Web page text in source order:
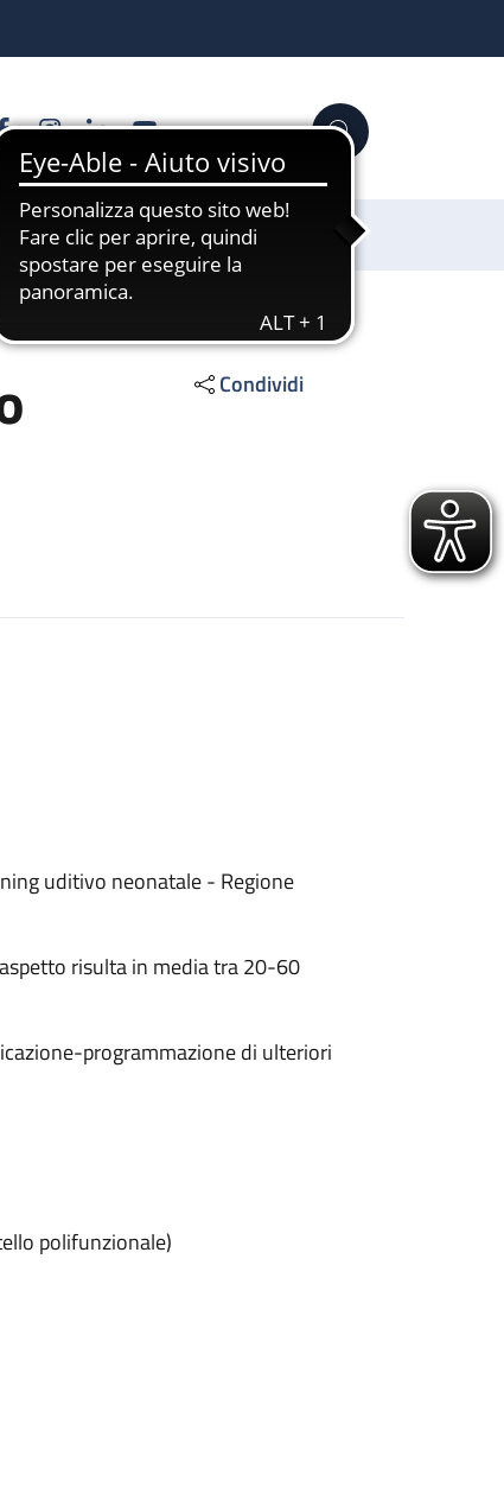
FacebookInstagram
LinkedinYouTube Cerca
Sostienici
neonatale
Condividi
uditivo neonatale - Regione
risulta in media tra 20-60
programmazione di ulteriori
polifunzionale)